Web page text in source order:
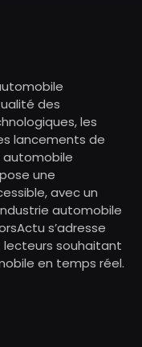
des
les
lancements de
automobile
une
avec un
automobile
s’adresse
lecteurs souhaitant
en temps réel.